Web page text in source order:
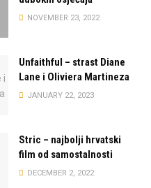
NOVEMBER 23, 2022
Unfaithful – strast Diane
Lane i Oliviera Martineza
JANUARY 22, 2023
Stric – najbolji hrvatski
film od samostalnosti
DECEMBER 2, 2022